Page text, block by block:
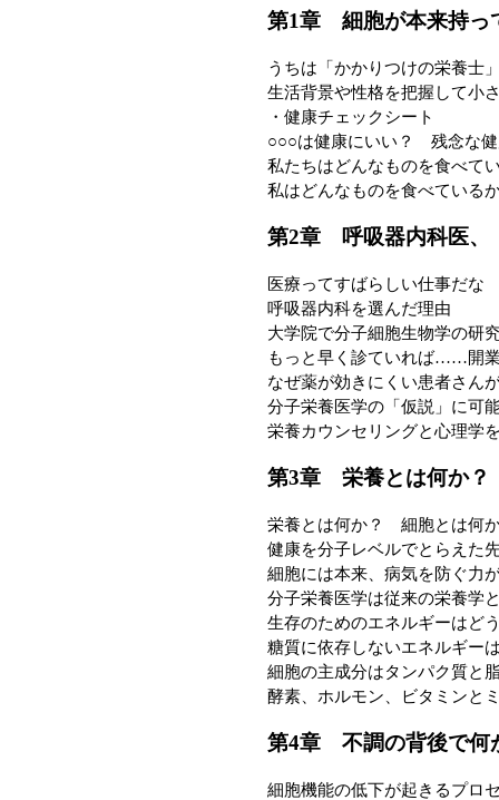
第1章 細胞が本来持っ
うちは「かかりつけの栄養士
生活背景や性格を把握して小
・健康チェックシート
○○○は健康にいい？ 残念な健
私たちはどんなものを食べて
私はどんなものを食べている
第2章 呼吸器内科医、
医療ってすばらしい仕事だな
呼吸器内科を選んだ理由
大学院で分子細胞生物学の研
もっと早く診ていれば……開
なぜ薬が効きにくい患者さん
分子栄養医学の「仮説」に可
栄養カウンセリングと心理学
第3章 栄養とは何か
栄養とは何か？ 細胞とは何
健康を分子レベルでとらえた
細胞には本来、病気を防ぐ力
分子栄養医学は従来の栄養学
生存のためのエネルギーはど
糖質に依存しないエネルギー
細胞の主成分はタンパク質と
酵素、ホルモン、ビタミンと
第4章 不調の背後で何
細胞機能の低下が起きるプロ